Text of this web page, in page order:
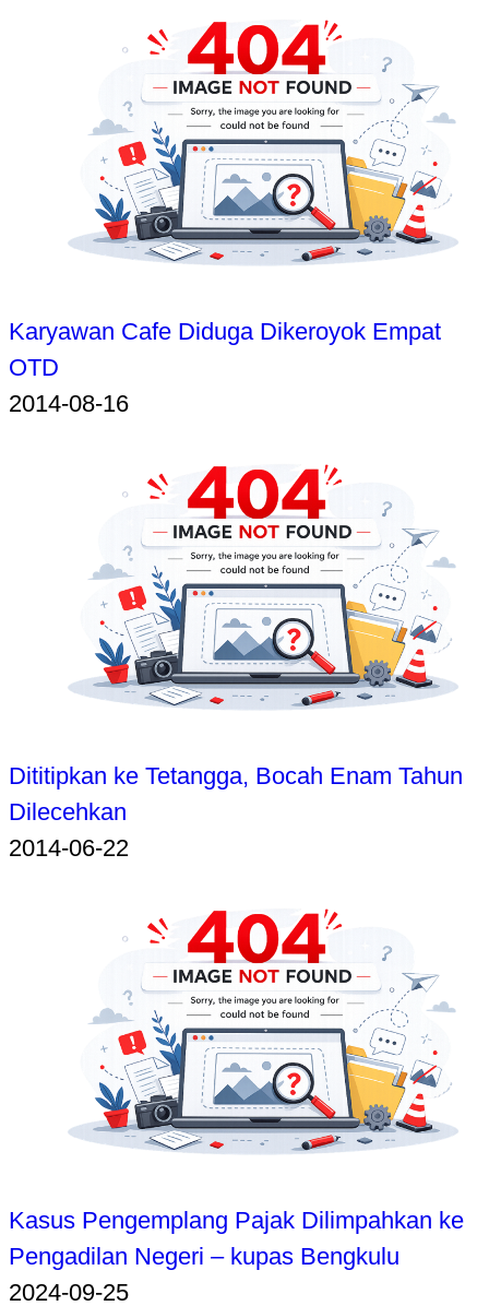
Karyawan Cafe Diduga Dikeroyok Empat
OTD
2014-08-16
Dititipkan ke Tetangga, Bocah Enam Tahun
Dilecehkan
2014-06-22
Kasus Pengemplang Pajak Dilimpahkan ke
Pengadilan Negeri – kupas Bengkulu
2024-09-25